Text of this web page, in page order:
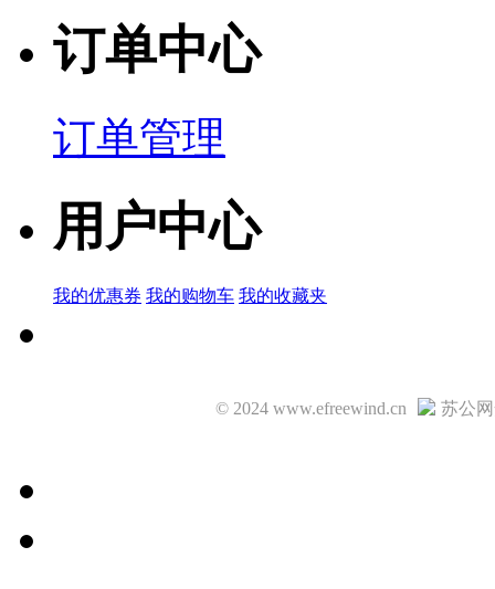
订单中心
订单管理
用户中心
我的优惠券 我的购物车 我的收藏夹
© 2024 www.efreewind.cn 苏公网